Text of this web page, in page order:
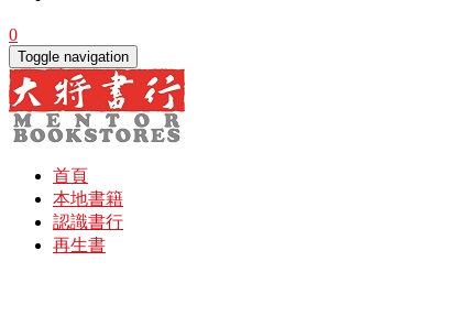
0
Toggle navigation
首頁
本地書籍
認識書行
再生書